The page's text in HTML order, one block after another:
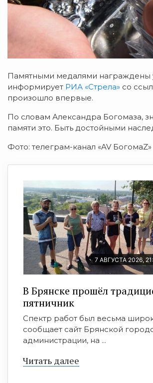
Памятными медалями награждены
информирует РИА «Стрела» со
произошло впервые.
По словам Александра Богомаза,
памяти это. Быть достойными
Фото: телеграм-канал «AV БогомаZ»
7 АВГУСТА 2026,
В Брянске прошёл
пятничник
Спектр работ был весьма
сообщает сайт Брянской
администрации, на ...
Читать далее